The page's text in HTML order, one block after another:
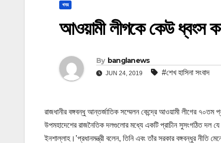
খবর
আওয়ামী লীগকে কেউ ধ্বংস
By banglanews
JUN 24, 2019 #শেখ হাসিনা সংবাদ
রাজধানীর বঙ্গবন্ধু আন্তর্জাতিক সম্মেলন কেন্দ্রে আওয়ামী লীগের ৭০তম
উপমহাদেশের রাজনৈতিক দলগুলোর মধ্যে একটি প্রাচীন সুসংগঠিত দল
ইনশাল্লাহ।’প্রধানমন্ত্রী বলেন, তিনি এবং তাঁর সরকার বঙ্গবন্ধুর